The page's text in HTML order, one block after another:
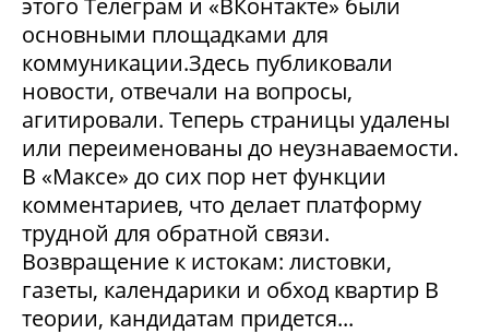
основными площадками для
коммуникации.Здесь публиковали
новости, отвечали на вопросы,
агитировали. Теперь страницы удалены
или переименованы до неузнаваемости.
В «Максе» до сих пор нет функции
комментариев, что делает платформу
трудной для обратной связи.
Возвращение к истокам: листовки,
газеты, календарики и обход квартир В
теории, кандидатам придется...